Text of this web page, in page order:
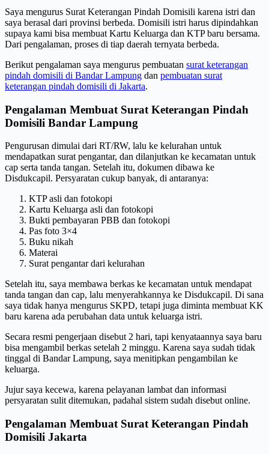
Saya mengurus Surat Keterangan Pindah Domisili karena istri dan
saya berasal dari provinsi berbeda. Domisili istri harus dipindahkan
supaya kami bisa membuat Kartu Keluarga dan KTP baru bersama.
Dari pengalaman, proses di tiap daerah ternyata berbeda.
Berikut pengalaman saya mengurus pembuatan surat keterangan
pindah domisili di Bandar Lampung dan pembuatan surat
keterangan pindah domisili di Jakarta.
Pengalaman Membuat Surat Keterangan Pindah
Domisili Bandar Lampung
Pengurusan dimulai dari RT/RW, lalu ke kelurahan untuk
mendapatkan surat pengantar, dan dilanjutkan ke kecamatan untuk
cap serta tanda tangan. Setelah itu, dokumen dibawa ke
Disdukcapil. Persyaratan cukup banyak, di antaranya:
KTP asli dan fotokopi
Kartu Keluarga asli dan fotokopi
Bukti pembayaran PBB dan fotokopi
Pas foto 3×4
Buku nikah
Materai
Surat pengantar dari kelurahan
Setelah itu, saya membawa berkas ke kecamatan untuk mendapat
tanda tangan dan cap, lalu menyerahkannya ke Disdukcapil. Di sana
saya tidak hanya mengurus SKPD, tetapi juga diminta membuat KK
baru karena ada perubahan data untuk keluarga istri.
Secara resmi pengerjaan disebut 2 hari, tapi kenyataannya saya baru
bisa mengambil berkas setelah 2 minggu. Karena saya sudah tidak
tinggal di Bandar Lampung, saya menitipkan pengambilan ke
keluarga.
Jujur saya kecewa, karena pelayanan lambat dan informasi
persyaratan sulit ditemukan, padahal sistem sudah disebut online.
Pengalaman Membuat Surat Keterangan Pindah
Domisili Jakarta